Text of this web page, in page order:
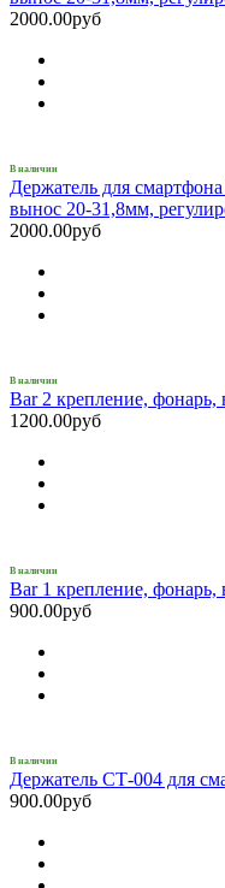
2000.00руб
В наличии
Держатель для
вынос 20-31,8мм,
2000.00руб
В наличии
Bar 2 крепление, фонарь,
1200.00руб
В наличии
Bar 1 крепление, фонарь,
900.00руб
В наличии
Держатель СТ-004 для
900.00руб